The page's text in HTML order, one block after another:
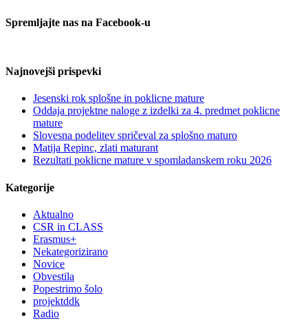
Spremljajte nas na Facebook-u
Najnovejši prispevki
Jesenski rok splošne in poklicne mature
Oddaja projektne naloge z izdelki za 4. predmet poklicne
mature
Slovesna podelitev spričeval za splošno maturo
Matija Repinc, zlati maturant
Rezultati poklicne mature v spomladanskem roku 2026
Kategorije
Aktualno
CSR in CLASS
Erasmus+
Nekategorizirano
Novice
Obvestila
Popestrimo šolo
projektddk
Radio